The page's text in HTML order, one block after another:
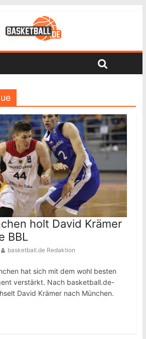
holt David Krämer
BBL
basketball.de Redaktion
hat sich mit dem wohl besten
verstärkt. Nach basketball.de-
David Krämer nach München.